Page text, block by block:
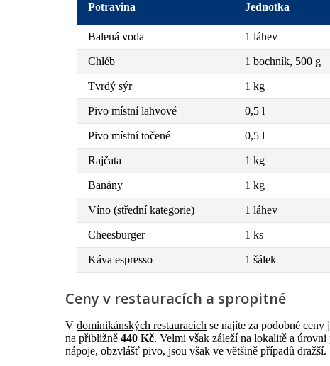
Potravina Jednotka
Balená voda 1 láhev
Chléb 1 bochník, 500 g
Tvrdý sýr 1 kg
Pivo místní lahvové 0,5 l
Pivo místní točené 0,5 l
Rajčata 1 kg
Banány 1 kg
Víno (střední kategorie) 1 láhev
Cheesburger 1 ks
Káva espresso 1 šálek
Ceny v restauracích a spropitné
V dominikánských restauracích se najíte za podobné ceny
na přibližně 440 Kč. Velmi však záleží na lokalitě a
nápoje, obzvlášť pivo, jsou však ve většině případů dražší.